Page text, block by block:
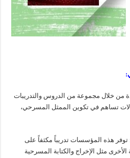
من خلال مجموعة من الدروس والتدريبات
تساهم في تكوين الممثل المسرحي،
توفر هذه المؤسسات تدريباً مكثفاً على
مثل الإخراج والكتابة المسرحية